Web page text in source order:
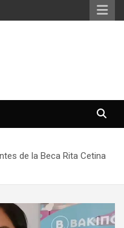
de la Beca Rita Cetina